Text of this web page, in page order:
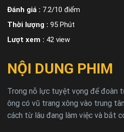
Đánh giá : 7.2/10 điểm
Thời lượng : 95 Phút
Lượt xem : 42 view
NỘI DUNG PHIM
Trong nỗ lực tuyệt vọng để đoàn
ông có vũ trang xông vào trung
cách từ lâu đang làm việc và bắt